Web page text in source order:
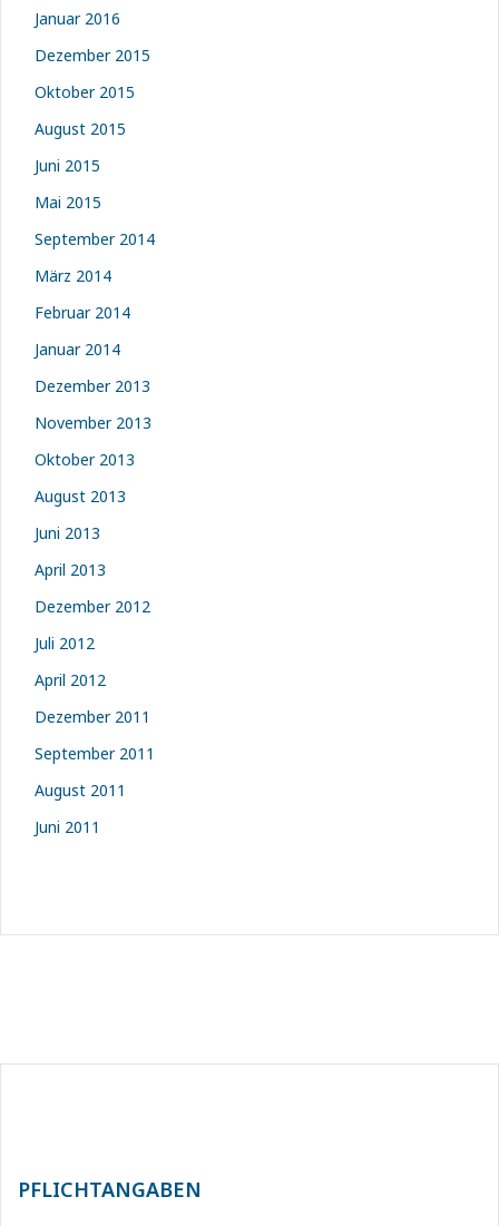
Januar 2016
Dezember 2015
Oktober 2015
August 2015
Juni 2015
Mai 2015
September 2014
März 2014
Februar 2014
Januar 2014
Dezember 2013
November 2013
Oktober 2013
August 2013
Juni 2013
April 2013
Dezember 2012
Juli 2012
April 2012
Dezember 2011
September 2011
August 2011
Juni 2011
PFLICHTANGABEN